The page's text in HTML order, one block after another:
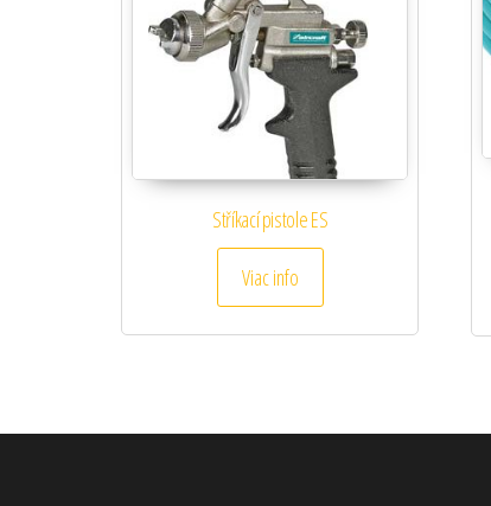
Stříkací pistole ES
Viac info